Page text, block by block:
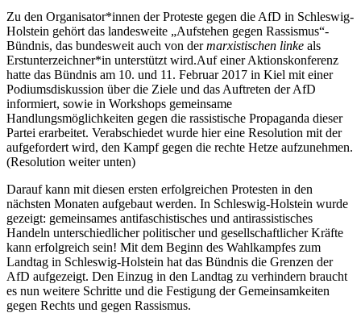
Zu den Organisator*innen der Proteste gegen die AfD in Schleswig-
Holstein gehört das landesweite „Aufstehen gegen Rassismus“-
Bündnis, das bundesweit auch von dermarxistischen linke als
Erstunterzeichner*in unterstützt wird.Auf einer Aktionskonferenz
hatte das Bündnis am 10. und 11. Februar 2017 in Kiel mit einer
Podiumsdiskussion über die Ziele und das Auftreten der AfD
informiert, sowie in Workshops gemeinsame
Handlungsmöglichkeiten gegen die rassistische Propaganda dieser
Partei erarbeitet. Verabschiedet wurde hier eine Resolution mit der
aufgefordert wird, den Kampf gegen die rechte Hetze aufzunehmen.
(Resolution weiter unten)
Darauf kann mit diesen ersten erfolgreichen Protesten in den
nächsten Monaten aufgebaut werden. In Schleswig-Holstein wurde
gezeigt: gemeinsames antifaschistisches und antirassistisches
Handeln unterschiedlicher politischer und gesellschaftlicher Kräfte
kann erfolgreich sein! Mit dem Beginn des Wahlkampfes zum
Landtag in Schleswig-Holstein hat das Bündnis die Grenzen der
AfD aufgezeigt. Den Einzug in den Landtag zu verhindern braucht
es nun weitere Schritte und die Festigung der Gemeinsamkeiten
gegen Rechts und gegen Rassismus.